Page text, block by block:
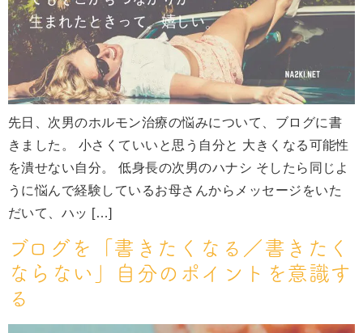
先日、次男のホルモン治療の悩みについて、ブログに書
きました。 小さくていいと思う自分と 大きくなる可能性
を潰せない自分。 低身長の次男のハナシ そしたら同じよ
うに悩んで経験しているお母さんからメッセージをいた
だいて、ハッ […]
ブログを「書きたくなる／書きたく
ならない」自分のポイントを意識す
る